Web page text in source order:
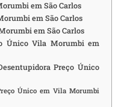
em São Carlos
em São Carlos
em São Carlos
Único Vila Morumbi em
Preço Único
Único em Vila Morumbi